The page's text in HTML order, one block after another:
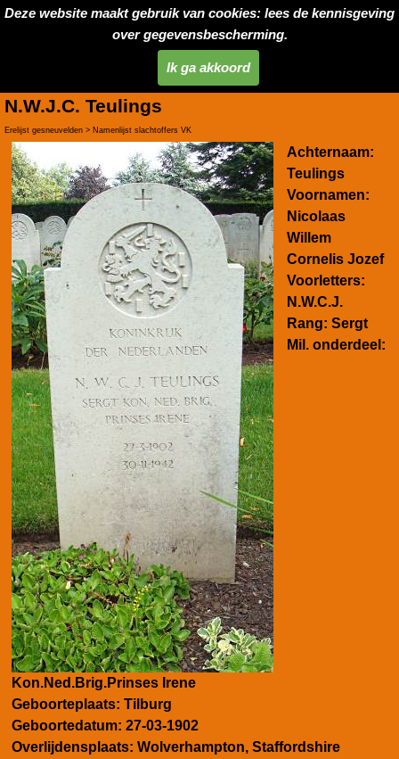
Deze website maakt gebruik van cookies: lees de kennisgeving
over gegevensbescherming.
Ik ga akkoord
N.W.J.C. Teulings
Erelijst gesneuvelden > Namenlijst slachtoffers VK
Achternaam:
Teulings
Voornamen:
Nicolaas
Willem
Cornelis Jozef
Voorletters:
N.W.C.J.
Rang: Sergt
Mil. onderdeel:
Kon.Ned.Brig.Prinses Irene
Geboorteplaats: Tilburg
Geboortedatum: 27-03-1902
Overlijdensplaats: Wolverhampton, Staffordshire